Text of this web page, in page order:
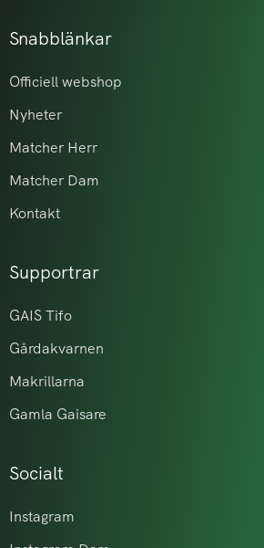
Snabblänkar
Officiell webshop
Nyheter
Matcher Herr
Matcher Dam
Kontakt
Supportrar
GAIS Tifo
Gårdakvarnen
Makrillarna
Gamla Gaisare
Socialt
Instagram